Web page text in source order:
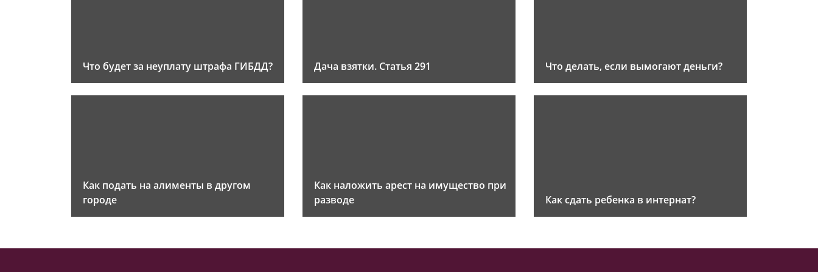
Что будет за неуплату штрафа ГИБДД? Дача взятки. Статья 291 Что делать, если вымогают деньги?
Как подать на алименты в другом
городе
Как наложить арест на имущество при
разводе
Как сдать ребенка в интернат?